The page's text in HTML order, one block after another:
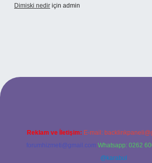
Dimiski nedir için admin
adresi
Reklam ve İletişim: E-mail:
forumhizmeti@gmail.com Whatsapp: 0262
@karabul